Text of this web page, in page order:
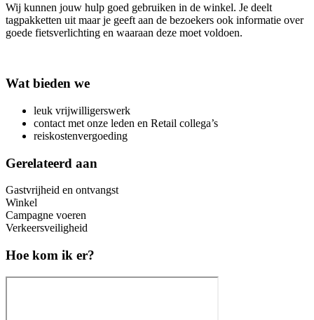
Wij kunnen jouw hulp goed gebruiken in de winkel. Je deelt
tagpakketten uit maar je geeft aan de bezoekers ook informatie over
goede fietsverlichting en waaraan deze moet voldoen.
Wat bieden we
leuk vrijwilligerswerk
contact met onze leden en Retail collega’s
reiskostenvergoeding
Gerelateerd aan
Gastvrijheid en ontvangst
Winkel
Campagne voeren
Verkeersveiligheid
Hoe kom ik er?